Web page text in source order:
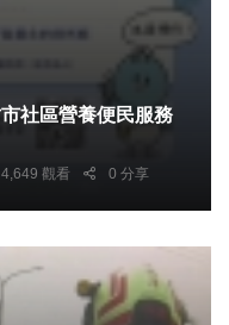
4,649 觀看 0 分享